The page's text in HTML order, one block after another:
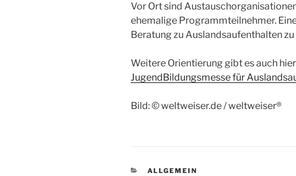
Vor Ort sind
ehemalige Programmteilnehmer.
Beratung zu Auslandsaufenthalten
Weitere Orientierung gibt es auch
JugendBildungsmesse für
Bild: © weltweiser.de / weltweiser®
KATEGORIEN
ALLGEMEIN